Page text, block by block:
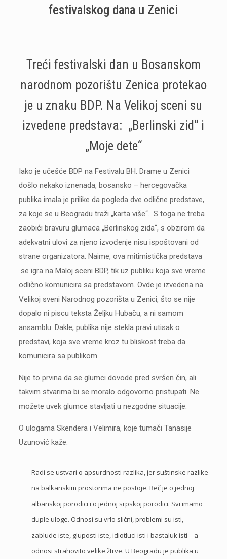
festivalskog dana u Zenici
Treći festivalski dan u Bosanskom
narodnom pozorištu Zenica protekao
je u znaku BDP. Na Velikoj sceni su
izvedene predstava: „Berlinski zid“ i
„Moje dete“
Iako je učešće BDP na Festivalu BH. Drame u Zenici
došlo nekako iznenada, bosansko – hercegovačka
publika imala je prilike da pogleda dve odlične predstave,
za koje se u Beogradu traži „karta više“. S toga ne treba
zaobići bravuru glumaca „Berlinskog zida“, s obzirom da
adekvatni ulovi za njeno izvođenje nisu ispoštovani od
strane organizatora. Naime, ova mitimistička predstava
se igra na Maloj sceni BDP, tik uz publiku koja sve vreme
odlično komunicira sa predstavom. Ovde je izvedena na
Velikoj sveni Narodnog pozorišta u Zenici, što se nije
dopalo ni piscu teksta Željku Hubaču, a ni samom
ansamblu. Dakle, publika nije stekla pravi utisak o
predstavi, koja sve vreme kroz tu bliskost treba da
komunicira sa publikom.
Nije to prvina da se glumci dovode pred svršen čin, ali
takvim stvarima bi se moralo odgovorno pristupati. Ne
možete uvek glumce stavljati u nezgodne situacije.
O ulogama Skendera i Velimira, koje tumači Tanasije
Uzunović kaže:
Radi se ustvari o apsurdnosti razlika, jer suštinske razlike
na balkanskim prostorima ne postoje. Reč je o jednoj
albanskoj porodici i o jednoj srpskoj porodici. Svi imamo
duple uloge. Odnosi su vrlo slični, problemi su isti,
zablude iste, gluposti iste, idiotluci isti i bastaluk isti – a
odnosi strahovito velike žtrve. U Beogradu je publika u